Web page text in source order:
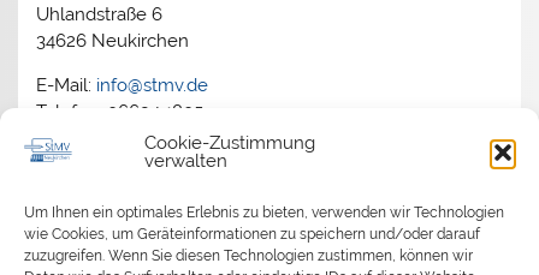
Cookie-Zustimmung
verwalten
Um Ihnen ein optimales Erlebnis zu bieten, verwenden wir Technologien
wie Cookies, um Geräteinformationen zu speichern und/oder darauf
zuzugreifen. Wenn Sie diesen Technologien zustimmen, können wir
Uhlandstraße 6
34626 Neukirchen
E-Mail: info@stmv.de
Telefon: 06694 1805
Archiv
2026